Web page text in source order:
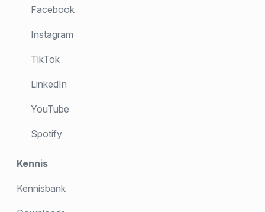
Facebook
Instagram
TikTok
LinkedIn
YouTube
Spotify
Kennis
Kennisbank